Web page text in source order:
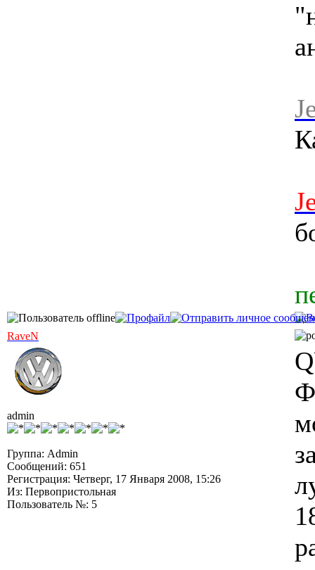
RaveN
admin
Группа: Admin
Сообщений: 651
Регистрация: Четверг, 17 Января 2008, 15:26
Из: Первопристольная
Пользователь №: 5